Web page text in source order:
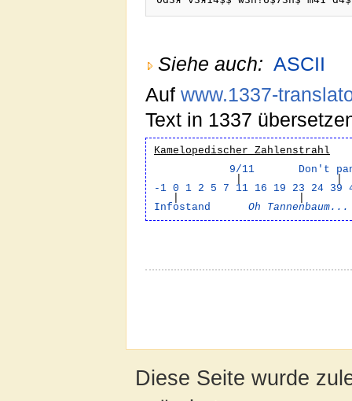
Siehe auch: ASCII
Auf www.1337-
Text in 1337
Kamelopedischer Zahlenstrahl
9/11
Don't
-1 0 1 2 5 7 11 16 19 23 24 39
Infostand
Oh Tannenbaum...
Diese Seite wurde